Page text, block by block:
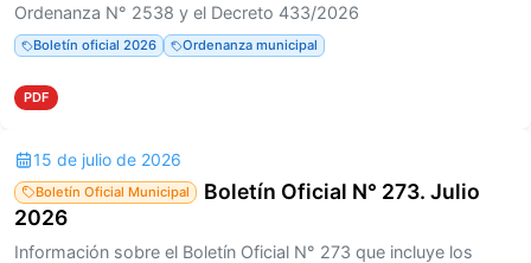
Ordenanza N° 2538 y el Decreto 433/2026
Boletín oficial 2026 Ordenanza municipal
PDF
15 de julio de 2026
Boletín Oficial Municipal
Boletín Oficial N° 273. Julio
2026
Información sobre el Boletín Oficial N° 273 que incluye los